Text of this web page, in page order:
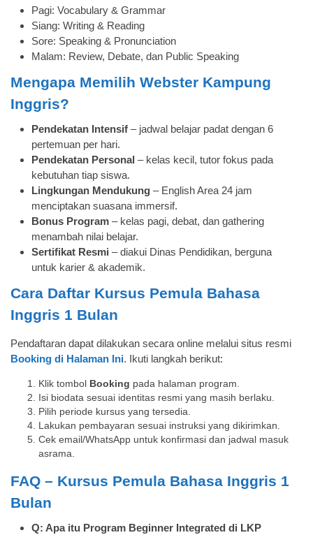
Pagi: Vocabulary & Grammar
Siang: Writing & Reading
Sore: Speaking & Pronunciation
Malam: Review, Debate, dan Public Speaking
Mengapa Memilih Webster Kampung
Inggris?
Pendekatan Intensif – jadwal belajar padat dengan 6
pertemuan per hari.
Pendekatan Personal – kelas kecil, tutor fokus pada
kebutuhan tiap siswa.
Lingkungan Mendukung – English Area 24 jam
menciptakan suasana immersif.
Bonus Program – kelas pagi, debat, dan gathering
menambah nilai belajar.
Sertifikat Resmi – diakui Dinas Pendidikan, berguna
untuk karier & akademik.
Cara Daftar Kursus Pemula Bahasa
Inggris 1 Bulan
Pendaftaran dapat dilakukan secara online melalui situs resmi
Booking di Halaman Ini. Ikuti langkah berikut:
Klik tombol Booking pada halaman program.
Isi biodata sesuai identitas resmi yang masih berlaku.
Pilih periode kursus yang tersedia.
Lakukan pembayaran sesuai instruksi yang dikirimkan.
Cek email/WhatsApp untuk konfirmasi dan jadwal masuk
asrama.
FAQ – Kursus Pemula Bahasa Inggris 1
Bulan
Q: Apa itu Program Beginner Integrated di LKP